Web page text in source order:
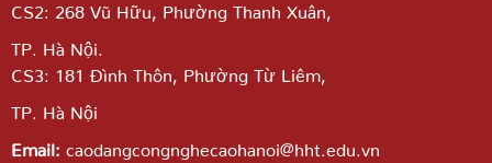
CS2: 268 Vũ Hữu, Phường Thanh Xuân,
TP. Hà Nội.
CS3: 181 Đình Thôn, Phường Từ Liêm,
TP. Hà Nội
Email: caodangcongnghecaohanoi@hht.edu.vn